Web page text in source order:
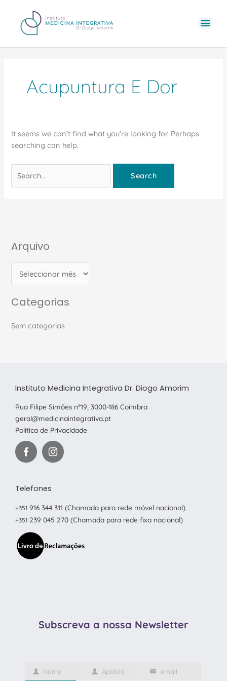
content
Main
Acupuntura E Dor
It seems we can’t find what you’re looking for. Perhaps
searching can help.
Arquivo
A
r
iCategorias
Sem categorias
Instituto Medicina Integrativa Dr. Diogo Amorim
Rua Filipe Simões nº19, 3000-186 Coimbra
geral@medicinaintegrativa.pt
Política de Privacidade
Telefones
+351 916 344 311 (Chamada para rede móvel nacional)
+351 239 045 270 (Chamada para rede fixa nacional)
Subscreva a nossa Newsletter
Primeiro
Nome
Último
Apelido email